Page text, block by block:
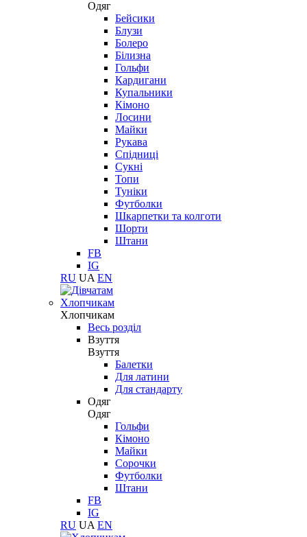
Одяг
Бейсики
Блузи
Болеро
Білизна
Гольфи
Кардигани
Купальники
Кімоно
Лосини
Майки
Рукава
Спідниці
Сукні
Топи
Туніки
Футболки
Шкарпетки та колготи
Шорти
Штани
FB
IG
RU UA EN
Хлопчикам
Хлопчикам
Весь розділ
Взуття
Взуття
Балетки
Для латини
Для стандарту
Одяг
Одяг
Гольфи
Кімоно
Майки
Сорочки
Футболки
Штани
FB
IG
RU UA EN